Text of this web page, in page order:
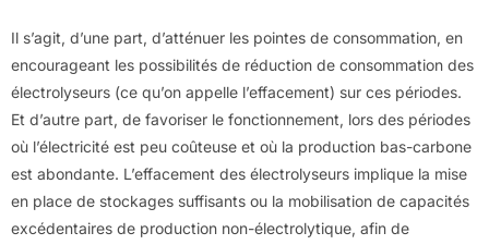
Il s’agit, d’une part, d’atténuer les pointes de consommation, en
encourageant les possibilités de réduction de consommation des
électrolyseurs (ce qu’on appelle l’effacement) sur ces périodes.
Et d’autre part, de favoriser le fonctionnement, lors des périodes
où l’électricité est peu coûteuse et où la production bas-carbone
est abondante. L’effacement des électrolyseurs implique la mise
en place de stockages suffisants ou la mobilisation de capacités
excédentaires de production non-électrolytique, afin de